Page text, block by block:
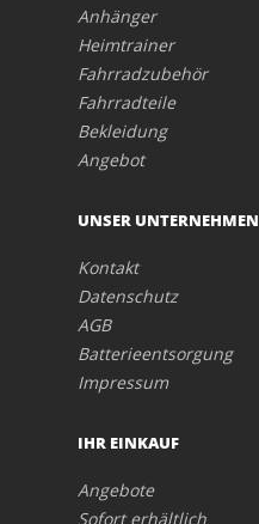
Anhänger
Heimtrainer
Fahrradzubehör
Fahrradteile
Bekleidung
Angebot
UNSER UNTERNEHMEN
Kontakt
Datenschutz
AGB
Batterieentsorgung
Impressum
IHR EINKAUF
Angebote
Sofort erhältlich